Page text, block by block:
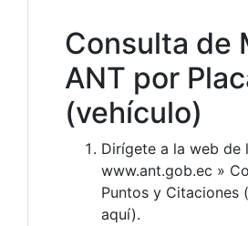
Consulta de
ANT por
(vehículo)
Dirígete a la web de
www.ant.gob.ec »
Puntos y Citaciones
aquí).